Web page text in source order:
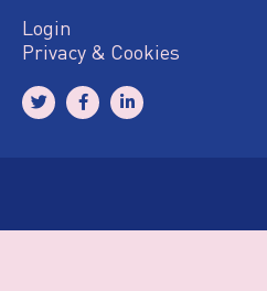
Login
Privacy & Cookies